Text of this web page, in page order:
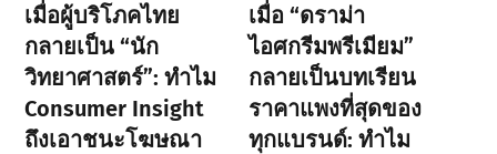
เมื่อผู้บริโภคไทย
กลายเป็น “นัก
วิทยาศาสตร์”: ทำไม
Consumer Insight
ถึงเอาชนะโฆษณา
เมื่อ “ดราม่า
ไอศกรีมพรีเมียม”
กลายเป็นบทเรียน
ราคาแพงที่สุดของ
ทุกแบรนด์: ทำไม